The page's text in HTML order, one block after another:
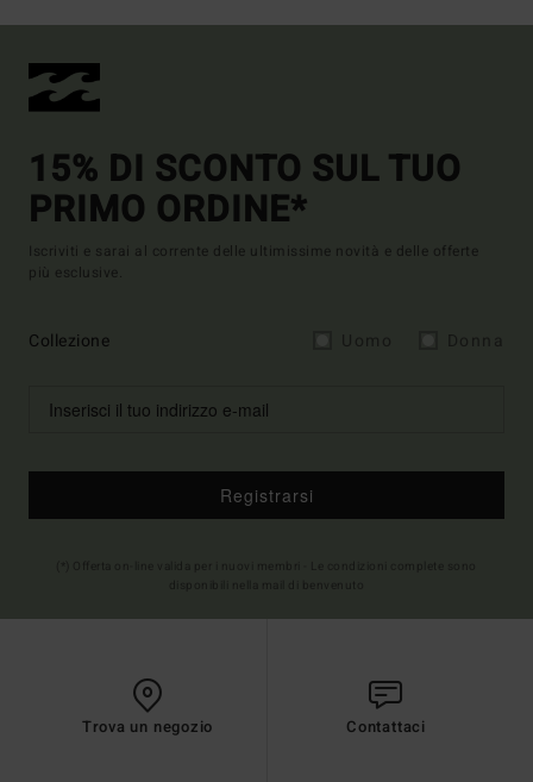
15% DI SCONTO SUL TUO
PRIMO ORDINE*
Iscriviti e sarai al corrente delle ultimissime novità e delle offerte
più esclusive.
Collezione
Registrarsi
Trova un negozio Contattaci